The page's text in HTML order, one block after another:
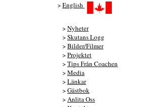
>English
>Nyheter
>Skutans Logg
>Bilder/Filmer
>Projektet
>Tips Från Coachen
>Media
>Länkar
>Gästbok
>Anlita Oss